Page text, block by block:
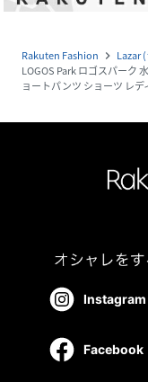
Rakuten Fashion navigate_next Lazar
LOGOS Park ロゴスパーク
ョートパンツ ショーツ レデ
Instagram
Facebook